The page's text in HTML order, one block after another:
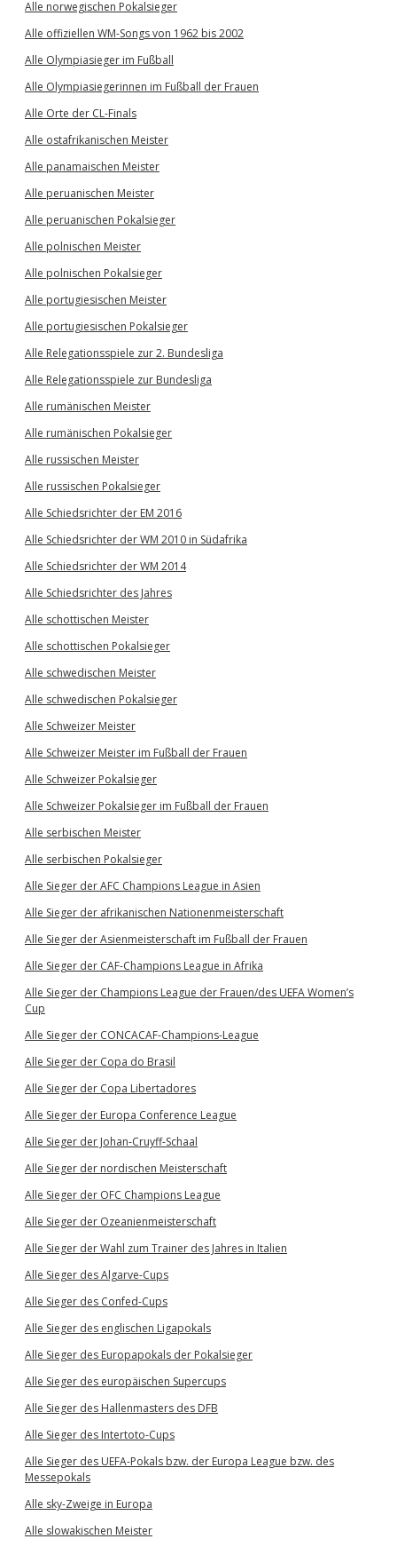
Alle norwegischen Pokalsieger
Alle offiziellen WM-Songs von 1962 bis 2002
Alle Olympiasieger im Fußball
Alle Olympiasiegerinnen im Fußball der Frauen
Alle Orte der CL-Finals
Alle ostafrikanischen Meister
Alle panamaischen Meister
Alle peruanischen Meister
Alle peruanischen Pokalsieger
Alle polnischen Meister
Alle polnischen Pokalsieger
Alle portugiesischen Meister
Alle portugiesischen Pokalsieger
Alle Relegationsspiele zur 2. Bundesliga
Alle Relegationsspiele zur Bundesliga
Alle rumänischen Meister
Alle rumänischen Pokalsieger
Alle russischen Meister
Alle russischen Pokalsieger
Alle Schiedsrichter der EM 2016
Alle Schiedsrichter der WM 2010 in Südafrika
Alle Schiedsrichter der WM 2014
Alle Schiedsrichter des Jahres
Alle schottischen Meister
Alle schottischen Pokalsieger
Alle schwedischen Meister
Alle schwedischen Pokalsieger
Alle Schweizer Meister
Alle Schweizer Meister im Fußball der Frauen
Alle Schweizer Pokalsieger
Alle Schweizer Pokalsieger im Fußball der Frauen
Alle serbischen Meister
Alle serbischen Pokalsieger
Alle Sieger der AFC Champions League in Asien
Alle Sieger der afrikanischen Nationenmeisterschaft
Alle Sieger der Asienmeisterschaft im Fußball der Frauen
Alle Sieger der CAF-Champions League in Afrika
Alle Sieger der Champions League der Frauen/des UEFA Women’s
Cup
Alle Sieger der CONCACAF-Champions-League
Alle Sieger der Copa do Brasil
Alle Sieger der Copa Libertadores
Alle Sieger der Europa Conference League
Alle Sieger der Johan-Cruyff-Schaal
Alle Sieger der nordischen Meisterschaft
Alle Sieger der OFC Champions League
Alle Sieger der Ozeanienmeisterschaft
Alle Sieger der Wahl zum Trainer des Jahres in Italien
Alle Sieger des Algarve-Cups
Alle Sieger des Confed-Cups
Alle Sieger des englischen Ligapokals
Alle Sieger des Europapokals der Pokalsieger
Alle Sieger des europäischen Supercups
Alle Sieger des Hallenmasters des DFB
Alle Sieger des Intertoto-Cups
Alle Sieger des UEFA-Pokals bzw. der Europa League bzw. des
Messepokals
Alle sky-Zweige in Europa
Alle slowakischen Meister